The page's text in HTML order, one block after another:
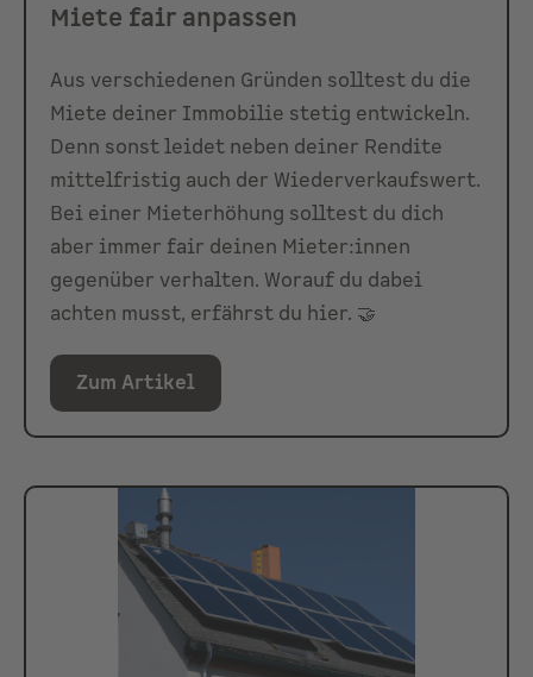
Miete fair anpassen
Aus verschiedenen Gründen solltest du die
Miete deiner Immobilie stetig entwickeln.
Denn sonst leidet neben deiner Rendite
mittelfristig auch der Wiederverkaufswert.
Bei einer Mieterhöhung solltest du dich
aber immer fair deinen Mieter:innen
gegenüber verhalten. Worauf du dabei
achten musst, erfährst du hier. 🤝
Zum Artikel